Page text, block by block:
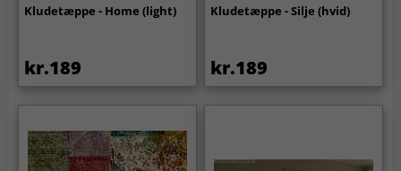
Kludetæppe - Home (light)
kr.189
Kludetæppe - Silje (hvid)
kr.189